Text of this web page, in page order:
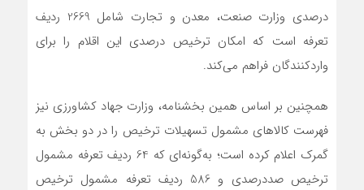
درصدی وزارت صنعت، معدن و تجارت شامل 2669 ردیف
تعرفه است که امکان ترخیص درصدی این اقلام را برای
واردکنندگان فراهم می‌کند.
همچنین بر اساس همین بخشنامه، وزارت جهاد کشاورزی نیز
فهرست کالاهای مشمول تسهیلات ترخیص را در دو بخش به
گمرک اعلام کرده است؛ به‌گونه‌ای که 64 ردیف تعرفه مشمول
ترخیص صددرصدی و 586 ردیف تعرفه مشمول ترخیص